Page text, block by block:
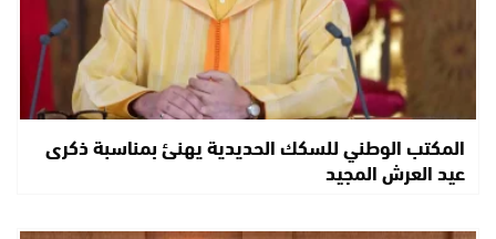
المكتب الوطني للسكك الحديدية يهنئ بمناسبة ذكرى
عيد العرش المجيد